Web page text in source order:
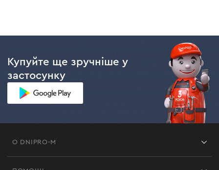
Купуйте ще зручніше у
застосунку
О DNIPRO-M